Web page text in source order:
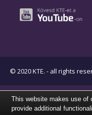
© 2020 KTE. - all rights
This website makes use of
provide additional